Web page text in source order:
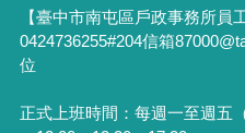
【臺中市南屯區戶政事務所員
0424736255#204信箱
正式上班時間：每週一至週五